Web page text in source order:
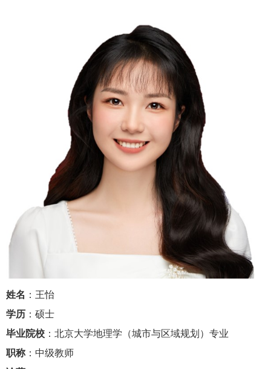
姓名 ：王怡
学历 ：硕士
毕业院校 ：北京大学地理学（城市与区域规划）专业
职称 ：中级教师